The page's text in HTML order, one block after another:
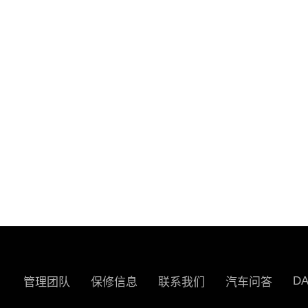
管理团队 保修信息 联系我们 汽车问答